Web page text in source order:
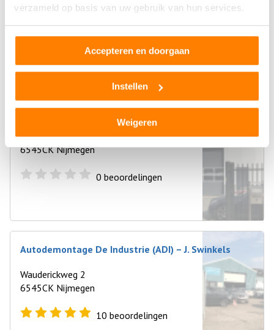
verzameld op basis van uw gebruik van hun services.
Accepteren en doorgaan
Instellen
Weigeren
6545AJ Nijmegen
0beoordelingen
Kaslo Auto Recycling
Wauderickweg 1
6545CK Nijmegen
0 beoordelingen
Autodemontage De Industrie (ADI) – J. Swinkels
Wauderickweg 2
6545CK Nijmegen
10 beoordelingen